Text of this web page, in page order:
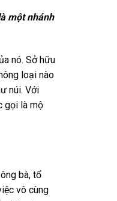
một nhánh
nó. Sở hữu
loại nào
núi. Với
gọi là mộ
bà, tổ
vô cùng